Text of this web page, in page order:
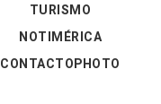
TURISMO
NOTIMÉRICA
CONTACTOPHOTO